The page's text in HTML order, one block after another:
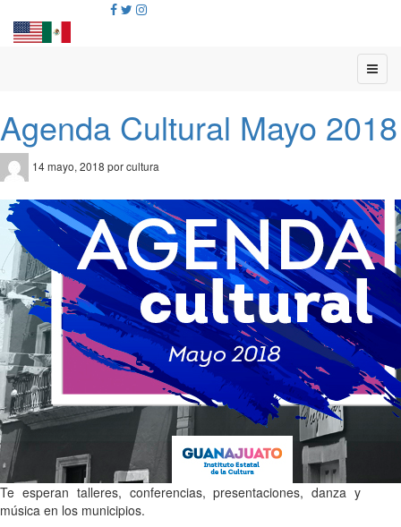
Agenda Cultural Mayo 2018
14 mayo, 2018 por cultura
Te esperan talleres, conferencias, presentaciones, danza y
música en los municipios.